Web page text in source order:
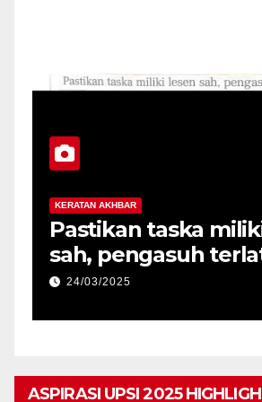
KERATAN AKHBAR
Pastikan taska
sah, pengasuh
24/03/2025
ASPIRASI UPSI 2025